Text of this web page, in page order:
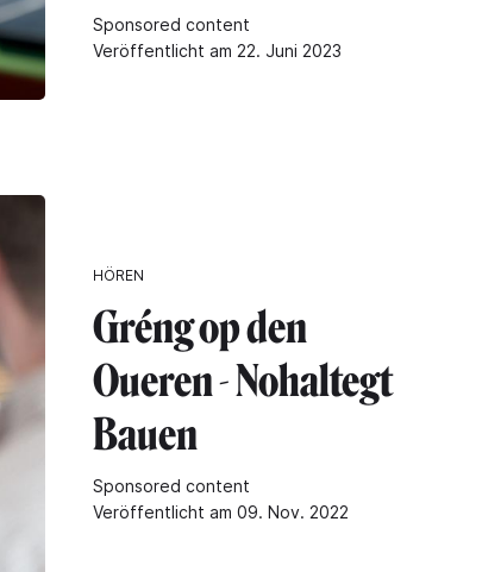
Sponsored content
Veröffentlicht am 22. Juni 2023
HÖREN
Gréng op den
Oueren - Nohaltegt
Bauen
Sponsored content
Veröffentlicht am 09. Nov. 2022